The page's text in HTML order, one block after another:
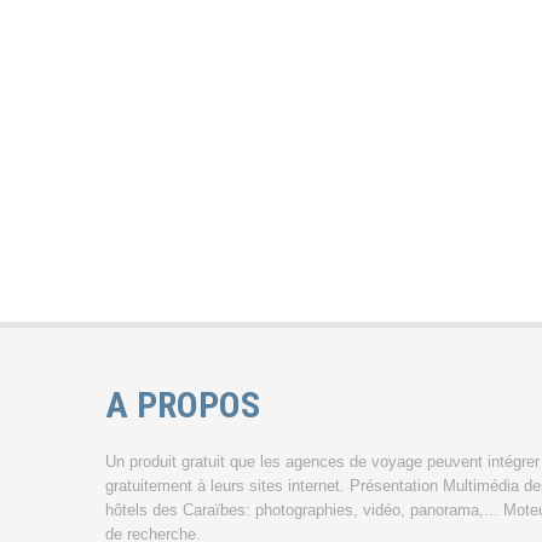
A PROPOS
Un produit gratuit que les agences de voyage peuvent intégrer
gratuitement à leurs sites internet. Présentation Multimédia
hôtels des Caraïbes: photographies, vidéo, panorama,...
de recherche.